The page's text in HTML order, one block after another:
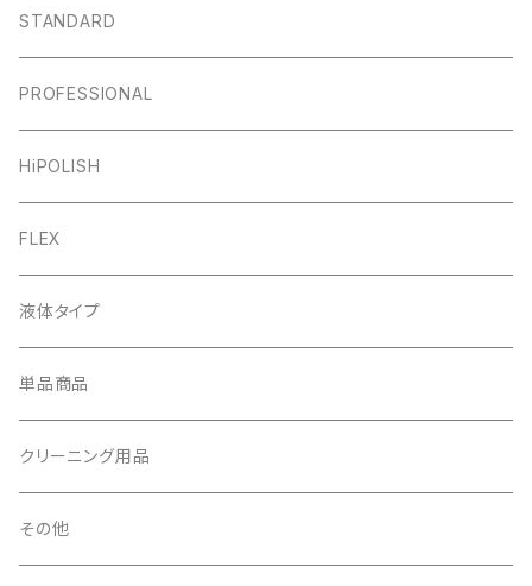
STANDARD
PROFESSIONAL
HiPOLISH
FLEX
液体タイプ
単品商品
クリーニング用品
その他